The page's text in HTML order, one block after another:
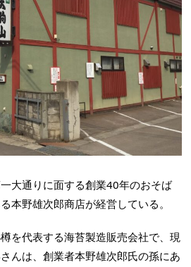
大通りに面する創業40年のおそば
本野雄次郎商店が経営している。
を代表する海苔製造販売会社で、現
んは、創業者本野雄次郎氏の孫にあ